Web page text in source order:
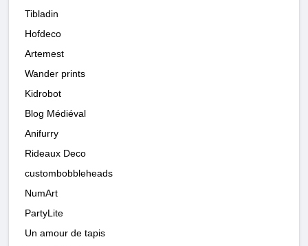
Tibladin
Hofdeco
Artemest
Wander prints
Kidrobot
Blog Médiéval
Anifurry
Rideaux Deco
custombobbleheads
NumArt
PartyLite
Un amour de tapis